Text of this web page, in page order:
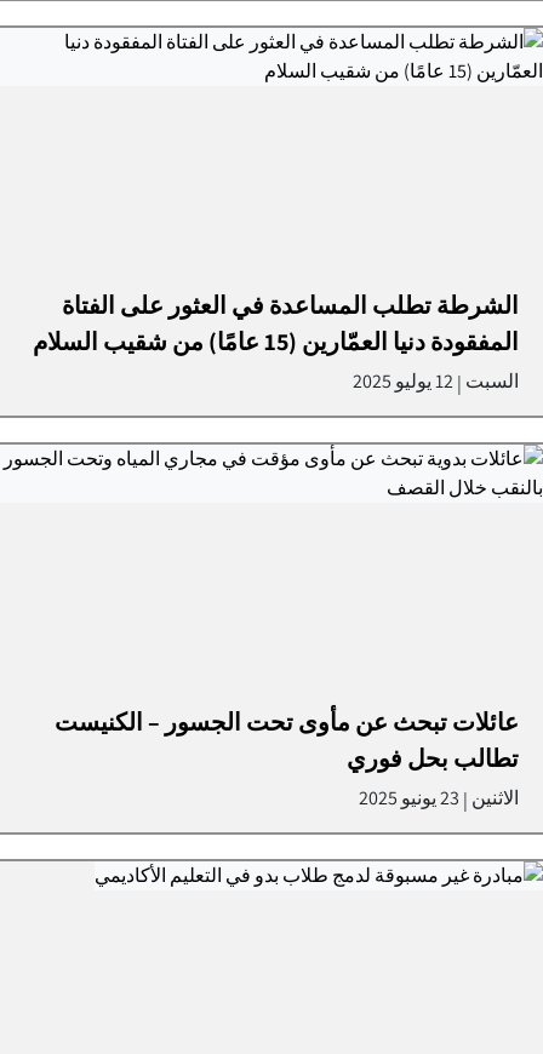
الشرطة تطلب المساعدة في العثور على الفتاة
المفقودة دنيا العمّارين (15 عامًا) من شقيب السلام
السبت |12 يوليو 2025
عائلات تبحث عن مأوى تحت الجسور – الكنيست
تطالب بحل فوري
الاثنين | 23 يونيو 2025